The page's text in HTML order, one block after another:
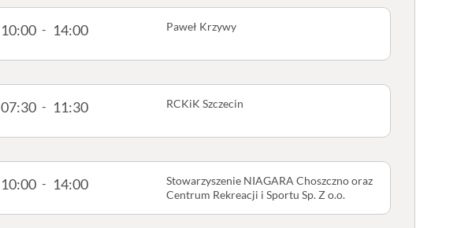
10:00 - 14:00 Paweł Krzywy
07:30 - 11:30 RCKiK Szczecin
10:00 - 14:00
Stowarzyszenie NIAGARA Choszczno oraz
Centrum Rekreacji i Sportu Sp. Z o.o.